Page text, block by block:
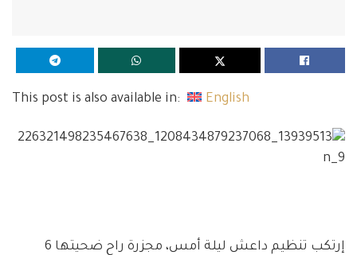
This post is also available in: English
إرتكب تنظيم داعش ليلة أمس، مجزرة راح ضحيتها 6